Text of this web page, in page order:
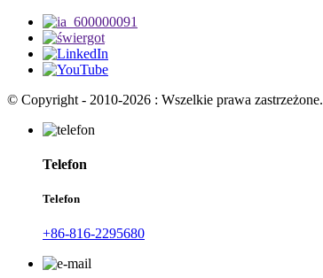
© Copyright - 2010-2026 : Wszelkie prawa zastrzeżone.
Telefon
Telefon
+86-816-2295680